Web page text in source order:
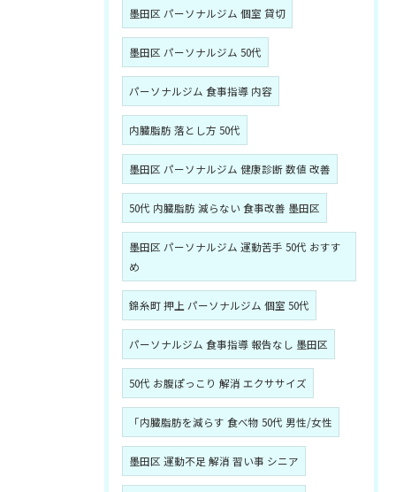
墨田区 パーソナルジム 個室 貸切
墨田区 パーソナルジム 50代
パーソナルジム 食事指導 内容
内臓脂肪 落とし方 50代
墨田区 パーソナルジム 健康診断 数値 改善
50代 内臓脂肪 減らない 食事改善 墨田区
墨田区 パーソナルジム 運動苦手 50代 おすす
め
錦糸町 押上 パーソナルジム 個室 50代
パーソナルジム 食事指導 報告なし 墨田区
50代 お腹ぽっこり 解消 エクササイズ
「内臓脂肪を減らす 食べ物 50代 男性/女性
墨田区 運動不足 解消 習い事 シニア